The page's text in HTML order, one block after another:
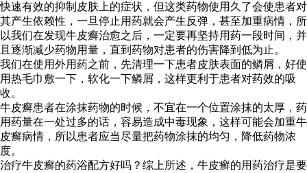
快速有效的抑制皮肤上的症状，但这类药物使用久了会使患者对
其产生依赖性，一旦停止用药就会产生反弹，甚至加重病情，所
以我们在发现牛皮癣治愈之后，一定要再坚持用药一段时间，并
且逐渐减少药物用量，直到药物对患者的伤害降到低为止。
我们在使用外用药之前，先清理一下患者皮肤表面的鳞屑，好使
用热毛巾敷一下，软化一下鳞屑，这样更利于患者对药效的吸
收。
牛皮癣患者在涂抹药物的时候，不宜在一个位置涂抹的太厚，药
用药量在一处过多的话，容易造成中毒现象，这样可能会加重牛
皮癣病情，所以患者应当尽量把药物涂抹的均匀，降低药物浓
度。
治疗牛皮癣的药浴配方好吗？综上所述，牛皮癣的用药治疗是要